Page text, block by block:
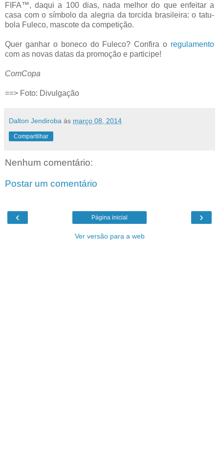
FIFA™, daqui a 100 dias, nada melhor do que enfeitar a
casa com o símbolo da alegria da torcida brasileira: o tatu-
bola Fuleco, mascote da competição.
Quer ganhar o boneco do Fuleco? Confira o regulamento
com as novas datas da promoção e participe!
ComCopa
==> Foto: Divulgação
Dalton Jendiroba às março 08, 2014
Compartilhar
Nenhum comentário:
Postar um comentário
‹ ›
Página inicial
Ver versão para a web